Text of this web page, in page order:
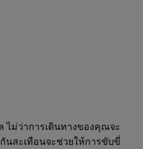
ไม่ว่าการเดินทางของคุณจะ
สะเทือนจะช่วยให้การขับขี่